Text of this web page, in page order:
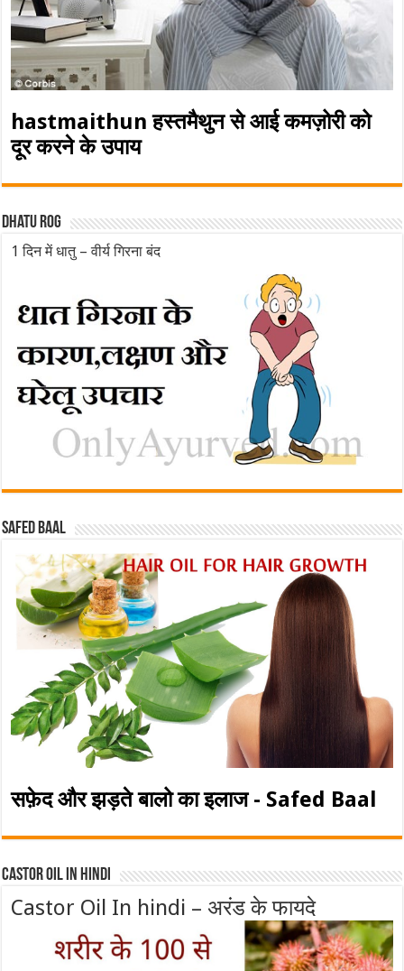
hastmaithun हस्तमैथुन से आई कमज़ोरी को
दूर करने के उपाय
Dhatu rog
1 दिन में धातु – वीर्य गिरना बंद
Safed baal
सफ़ेद और झड़ते बालो का इलाज - Safed Baal
Castor Oil In Hindi
Castor Oil In hindi – अरंड के फायदे